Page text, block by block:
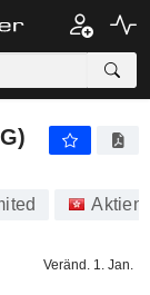
Aktien
Veränd. 1. Jan.